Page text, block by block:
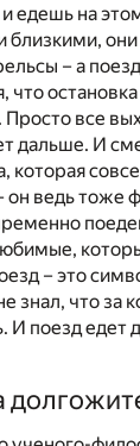
едешь на
– а
что
Просто все
дальше. И
которая
он ведь тоже
– это
знал, что за
И поезд едет